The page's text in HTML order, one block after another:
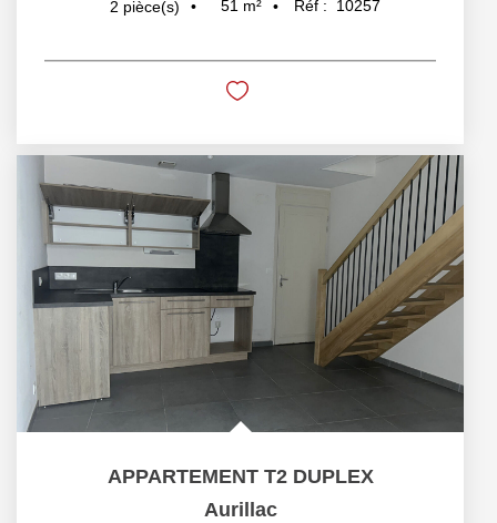
2 pièce(s) 51 m² Réf : 10257
APPARTEMENT T2 DUPLEX
Aurillac